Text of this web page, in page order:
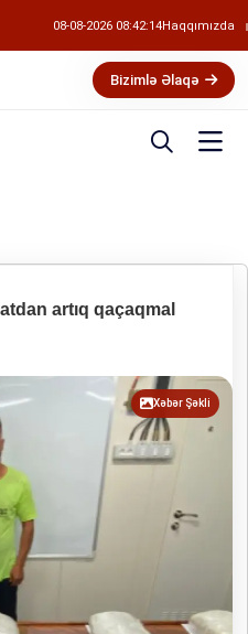
08-08-2026 08:42:14Haqqımızda
Bizimlə Əlaqə
artıq qaçaqmal
Xəbər Şəkli